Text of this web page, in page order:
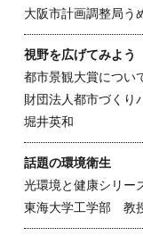
大阪市計画調整局
視野を広げてみよう
都市景観大賞につい
財団法人都市づく
堀井英和
話題の環境衛生
光環境と健康シリー
東海大学工学部 教